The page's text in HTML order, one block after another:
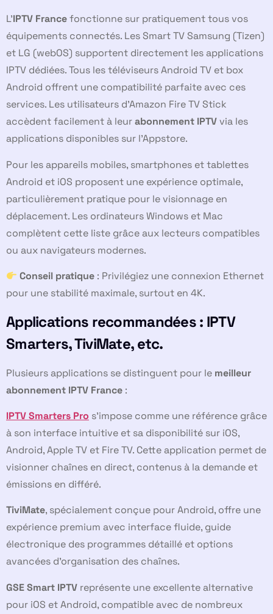
L’IPTV Francefonctionne sur pratiquement tous vos
équipements connectés. Les Smart TV Samsung (Tizen)
et LG (webOS) supportent directement les applications
IPTV dédiées. Tous les téléviseurs Android TV et box
Android offrent une compatibilité parfaite avec ces
services. Les utilisateurs d’Amazon Fire TV Stick
accèdent facilement à leurabonnement IPTVvia les
applications disponibles sur l’Appstore.
Pour les appareils mobiles, smartphones et tablettes
Android et iOS proposent une expérience optimale,
particulièrement pratique pour le visionnage en
déplacement. Les ordinateurs Windows et Mac
complètent cette liste grâce aux lecteurs compatibles
ou aux navigateurs modernes.
Conseil pratique : Privilégiez une connexion Ethernet
pour une stabilité maximale, surtout en 4K.
Applications recommandées : IPTV
Smarters, TiviMate, etc.
Plusieurs applications se distinguent pour le meilleur
abonnement IPTV France :
IPTV Smarters Pro s’impose comme une référence grâce
à son interface intuitive et sa disponibilité sur iOS,
Android, Apple TV et Fire TV. Cette application permet de
visionner chaînes en direct, contenus à la demande et
émissions en différé.
TiviMate, spécialement conçue pour Android, offre une
expérience premium avec interface fluide, guide
électronique des programmes détaillé et options
avancées d’organisation des chaînes.
GSE Smart IPTV représente une excellente alternative
pour iOS et Android, compatible avec de nombreux